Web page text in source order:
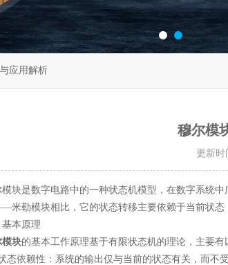
应用解析
穆尔模
更新
是数字电路中的一种状态机模型，在数字系统中
米勒模块相比，它的状态转移主要依赖于当前状态
本原理
模块的基本工作原理基于有限状态机的理论，主要有
依赖性：系统的输出仅与当前的状态有关，而不